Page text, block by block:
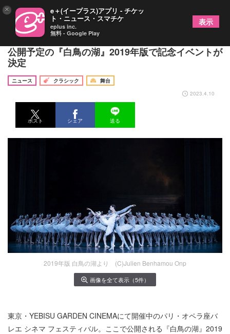
パリ・オペラ座バレエ シネマ フェスティバルにて
公開予定の『白鳥の湖』2019年版で記念イベントが
決定
ニュース クラシック
舞台
2023.4.10
ポスト シェア 送る
2019年版 白鳥の湖より (C)️Julien Benhamou Onp
画像を全て表示（5件）
東京・YEBISU GARDEN CINEMAにて開催中のパリ・オペラ座バ
レエ シネマ フェスティバル。ここで公開される『白鳥の湖』2019
× e＋(イープラス)アプリ - チケッ
ト・ニュース・スマチケ
eplus inc.
無料 - Google Play
表示